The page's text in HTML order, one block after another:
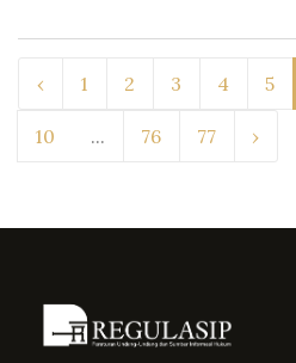
‹ 1 2 3 4 5
10 ... 76 77 ›